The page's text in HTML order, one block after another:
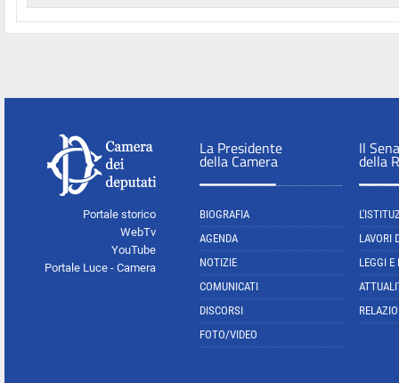
Portale storico
WebTv
YouTube
Portale Luce - Camera
La Presidente
della Camera
BIOGRAFIA
AGENDA
NOTIZIE
COMUNICATI
DISCORSI
FOTO/VIDEO
Il
della
LAVORI
LEGGI E